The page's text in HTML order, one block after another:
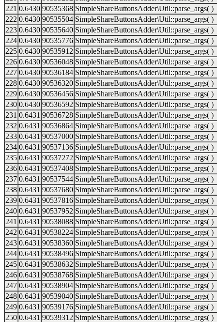
221 0.6430 90535368 SimpleShareButtonsAdder\Util::parse_args( )
222 0.6430 90535504 SimpleShareButtonsAdder\Util::parse_args( )
223 0.6430 90535640 SimpleShareButtonsAdder\Util::parse_args( )
224 0.6430 90535776 SimpleShareButtonsAdder\Util::parse_args( )
225 0.6430 90535912 SimpleShareButtonsAdder\Util::parse_args( )
226 0.6430 90536048 SimpleShareButtonsAdder\Util::parse_args( )
227 0.6430 90536184 SimpleShareButtonsAdder\Util::parse_args( )
228 0.6430 90536320 SimpleShareButtonsAdder\Util::parse_args( )
229 0.6430 90536456 SimpleShareButtonsAdder\Util::parse_args( )
230 0.6430 90536592 SimpleShareButtonsAdder\Util::parse_args( )
231 0.6431 90536728 SimpleShareButtonsAdder\Util::parse_args( )
232 0.6431 90536864 SimpleShareButtonsAdder\Util::parse_args( )
233 0.6431 90537000 SimpleShareButtonsAdder\Util::parse_args( )
234 0.6431 90537136 SimpleShareButtonsAdder\Util::parse_args( )
235 0.6431 90537272 SimpleShareButtonsAdder\Util::parse_args( )
236 0.6431 90537408 SimpleShareButtonsAdder\Util::parse_args( )
237 0.6431 90537544 SimpleShareButtonsAdder\Util::parse_args( )
238 0.6431 90537680 SimpleShareButtonsAdder\Util::parse_args( )
239 0.6431 90537816 SimpleShareButtonsAdder\Util::parse_args( )
240 0.6431 90537952 SimpleShareButtonsAdder\Util::parse_args( )
241 0.6431 90538088 SimpleShareButtonsAdder\Util::parse_args( )
242 0.6431 90538224 SimpleShareButtonsAdder\Util::parse_args( )
243 0.6431 90538360 SimpleShareButtonsAdder\Util::parse_args( )
244 0.6431 90538496 SimpleShareButtonsAdder\Util::parse_args( )
245 0.6431 90538632 SimpleShareButtonsAdder\Util::parse_args( )
246 0.6431 90538768 SimpleShareButtonsAdder\Util::parse_args( )
247 0.6431 90538904 SimpleShareButtonsAdder\Util::parse_args( )
248 0.6431 90539040 SimpleShareButtonsAdder\Util::parse_args( )
249 0.6431 90539176 SimpleShareButtonsAdder\Util::parse_args( )
250 0.6431 90539312 SimpleShareButtonsAdder\Util::parse_args( )